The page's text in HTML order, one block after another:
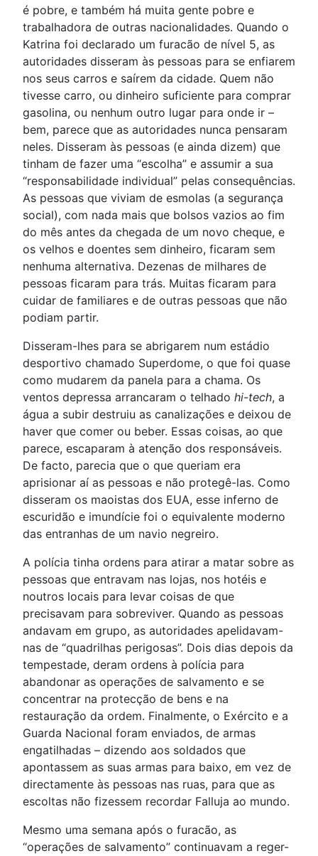
é pobre, e também há muita gente pobre e
trabalhadora de outras nacionalidades. Quando o
Katrina foi declarado um furacão de nível 5, as
autoridades disseram às pessoas para se enfiarem
nos seus carros e saírem da cidade. Quem não
tivesse carro, ou dinheiro suficiente para comprar
gasolina, ou nenhum outro lugar para onde ir –
bem, parece que as autoridades nunca pensaram
neles. Disseram às pessoas (e ainda dizem) que
tinham de fazer uma “escolha” e assumir a sua
“responsabilidade individual” pelas consequências.
As pessoas que viviam de esmolas (a segurança
social), com nada mais que bolsos vazios ao fim
do mês antes da chegada de um novo cheque, e
os velhos e doentes sem dinheiro, ficaram sem
nenhuma alternativa. Dezenas de milhares de
pessoas ficaram para trás. Muitas ficaram para
cuidar de familiares e de outras pessoas que não
podiam partir.
Disseram-lhes para se abrigarem num estádio
desportivo chamado Superdome, o que foi quase
como mudarem da panela para a chama. Os
ventos depressa arrancaram o telhado hi-tech, a
água a subir destruiu as canalizações e deixou de
haver que comer ou beber. Essas coisas, ao que
parece, escaparam à atenção dos responsáveis.
De facto, parecia que o que queriam era
aprisionar aí as pessoas e não protegê-las. Como
disseram os maoistas dos EUA, esse inferno de
escuridão e imundície foi o equivalente moderno
das entranhas de um navio negreiro.
A polícia tinha ordens para atirar a matar sobre as
pessoas que entravam nas lojas, nos hotéis e
noutros locais para levar coisas de que
precisavam para sobreviver. Quando as pessoas
andavam em grupo, as autoridades apelidavam-
nas de “quadrilhas perigosas”. Dois dias depois da
tempestade, deram ordens à polícia para
abandonar as operações de salvamento e se
concentrar na protecção de bens e na
restauração da ordem. Finalmente, o Exército e a
Guarda Nacional foram enviados, de armas
engatilhadas – dizendo aos soldados que
apontassem as suas armas para baixo, em vez de
directamente às pessoas nas ruas, para que as
escoltas não fizessem recordar Falluja ao mundo.
Mesmo uma semana após o furacão, as
“operações de salvamento” continuavam a reger-